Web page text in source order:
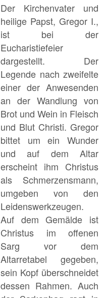
Der Kirchenvater und
heilige Papst, Gregor I.,
ist bei der
Eucharistiefeier
dargestellt. Der
Legende nach zweifelte
einer der Anwesenden
an der Wandlung von
Brot und Wein in Fleisch
und Blut Christi. Gregor
bittet um ein Wunder
und auf dem Altar
erscheint ihm Christus
als Schmerzensmann,
umgeben von den
Leidenswerkzeugen.
Auf dem Gemälde ist
Christus im offenen
Sarg vor dem
Altarretabel gegeben,
sein Kopf überschneidet
dessen Rahmen. Auch